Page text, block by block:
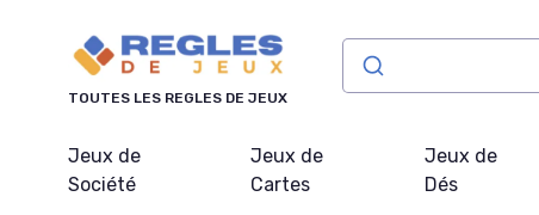
TOUTES LES REGLES DE JEUX
Jeux de
Société
Jeux de
Cartes
Jeux de
Dés